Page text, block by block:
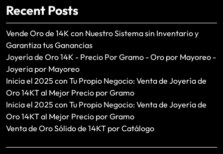
Recent Posts
Vende Oro de 14K con Nuestro Sistema sin Inventario y
Garantiza tus Ganancias
Joyería de Oro 14K - Precio Por Gramo - Oro por Mayoreo -
Joyeria por Mayoreo
Inicia el 2025 con Tu Propio Negocio: Venta de Joyería de
Oro 14KT al Mejor Precio por Gramo
Inicia el 2025 con Tu Propio Negocio: Venta de Joyería de
Oro 14KT al Mejor Precio por Gramo
Venta de Oro Sólido de 14KT por Catálogo